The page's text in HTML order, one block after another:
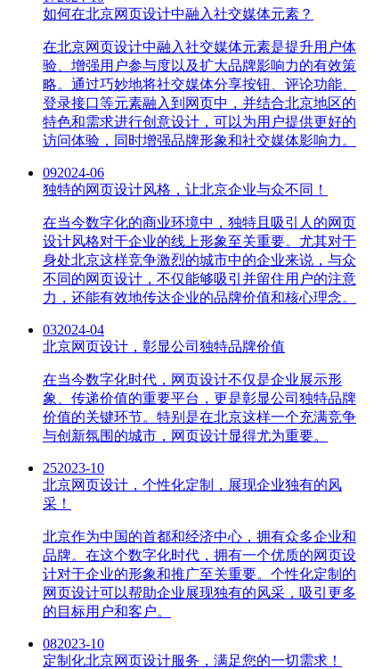
如何在北京网页设计中融入社交媒体元素？
在北京网页设计中融入社交媒体元素是提升用户体
验、增强用户参与度以及扩大品牌影响力的有效策
略。通过巧妙地将社交媒体分享按钮、评论功能、
登录接口等元素融入到网页中，并结合北京地区的
特色和需求进行创意设计，可以为用户提供更好的
访问体验，同时增强品牌形象和社交媒体影响力。
092024-06
独特的网页设计风格，让北京企业与众不同！
在当今数字化的商业环境中，独特且吸引人的网页
设计风格对于企业的线上形象至关重要。尤其对于
身处北京这样竞争激烈的城市中的企业来说，与众
不同的网页设计，不仅能够吸引并留住用户的注意
力，还能有效地传达企业的品牌价值和核心理念。
032024-04
北京网页设计，彰显公司独特品牌价值
在当今数字化时代，网页设计不仅是企业展示形
象、传递价值的重要平台，更是彰显公司独特品牌
价值的关键环节。特别是在北京这样一个充满竞争
与创新氛围的城市，网页设计显得尤为重要。
252023-10
北京网页设计，个性化定制，展现企业独有的风
采！
北京作为中国的首都和经济中心，拥有众多企业和
品牌。在这个数字化时代，拥有一个优质的网页设
计对于企业的形象和推广至关重要。个性化定制的
网页设计可以帮助企业展现独有的风采，吸引更多
的目标用户和客户。
082023-10
定制化北京网页设计服务，满足您的一切需求！